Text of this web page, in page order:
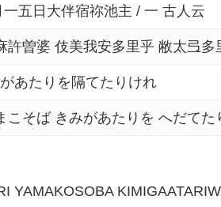
一五日大伴宿祢池主 / 一 古人云
許曽婆 伎美我安多里乎 敝太弖多
あたりを隔てたりけれ
こそば きみがあたりを へだてた
YAMAKOSOBA